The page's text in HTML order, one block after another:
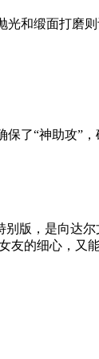
缎面打磨
“神助攻”
，是向达
的细心，又